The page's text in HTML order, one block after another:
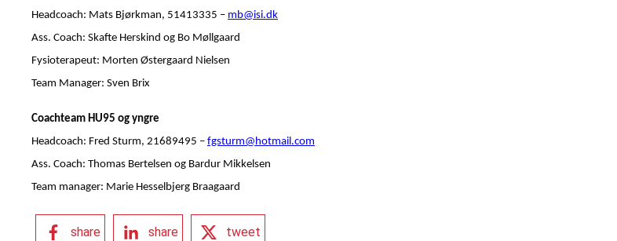
Headcoach: Mats Bjørkman, 51413335 – mb@isi.dk
Ass. Coach: Skafte Herskind og Bo Møllgaard
Fysioterapeut: Morten Østergaard Nielsen
Team Manager: Sven Brix
Coachteam HU95 og yngre
Headcoach: Fred Sturm, 21689495 – fgsturm@hotmail.com
Ass. Coach: Thomas Bertelsen og Bardur Mikkelsen
Team manager: Marie Hesselbjerg Braagaard
share share tweet